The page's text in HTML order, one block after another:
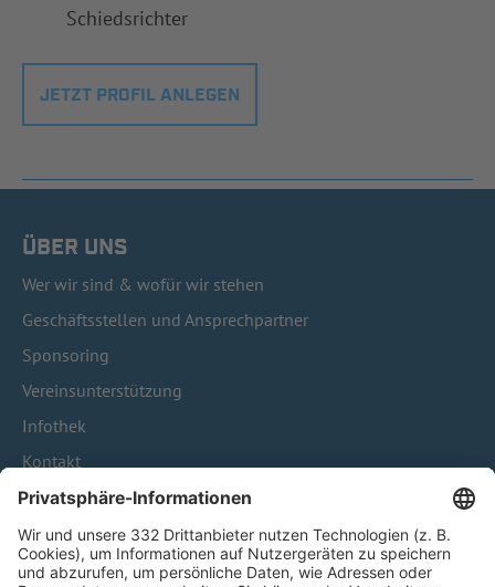
Schiedsrichter
JETZT PROFIL ANLEGEN
ÜBER UNS
Wer wir sind & wofür wir stehen
Geschäftsstellen und Ansprechpartner
Sponsoring
Vereinsunterstützung
Infothek
Kontakt
HÄUFIG BESUCHTE SEITEN
Pässe und Vereinswechsel